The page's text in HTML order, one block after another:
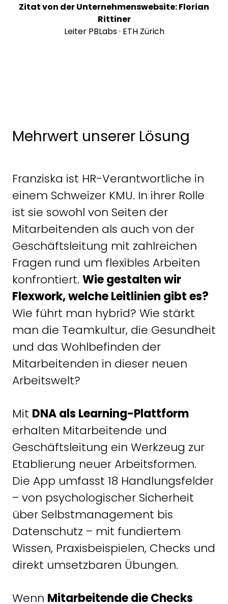
Zitat von der Unternehmenswebsite: Florian
Rittiner
Leiter PBLabs · ETH Zürich
Mehrwert unserer Lösung
Franziska ist HR-Verantwortliche in
einem Schweizer KMU. In ihrer Rolle
ist sie sowohl von Seiten der
Mitarbeitenden als auch von der
Geschäftsleitung mit zahlreichen
Fragen rund um flexibles Arbeiten
konfrontiert. Wie gestalten wir
Flexwork, welche Leitlinien gibt es?
Wie führt man hybrid? Wie stärkt
man die Teamkultur, die Gesundheit
und das Wohlbefinden der
Mitarbeitenden in dieser neuen
Arbeitswelt?
Mit DNA als Learning-Plattform
erhalten Mitarbeitende und
Geschäftsleitung ein Werkzeug zur
Etablierung neuer Arbeitsformen.
Die App umfasst 18 Handlungsfelder
– von psychologischer Sicherheit
über Selbstmanagement bis
Datenschutz – mit fundiertem
Wissen, Praxisbeispielen, Checks und
direkt umsetzbaren Übungen.
Wenn Mitarbeitende die Checks